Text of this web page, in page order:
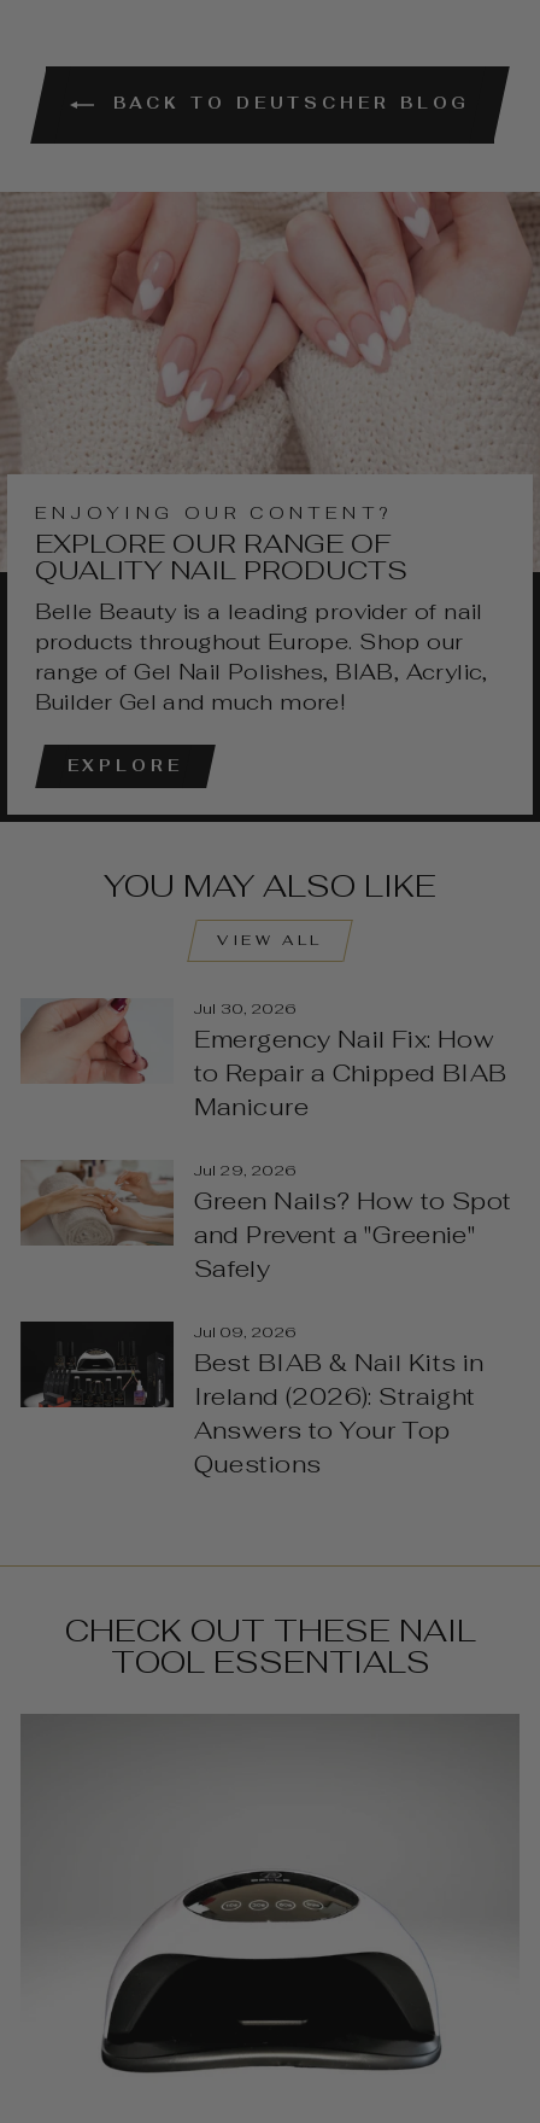
BACK TO DEUTSCHER BLOG
ENJOYING OUR CONTENT?
EXPLORE OUR RANGE OF
QUALITY NAIL PRODUCTS
Belle Beauty is a leading provider of nail
products throughout Europe. Shop our
range of Gel Nail Polishes, BIAB, Acrylic,
Builder Gel and much more!
EXPLORE
YOU MAY ALSO LIKE
VIEW ALL
Jul 30, 2026
Emergency Nail Fix: How
to Repair a Chipped BIAB
Manicure
Jul 29, 2026
Green Nails? How to Spot
and Prevent a "Greenie"
Safely
Jul 09, 2026
Best BIAB & Nail Kits in
Ireland (2026): Straight
Answers to Your Top
Questions
CHECK OUT THESE NAIL
TOOL ESSENTIALS